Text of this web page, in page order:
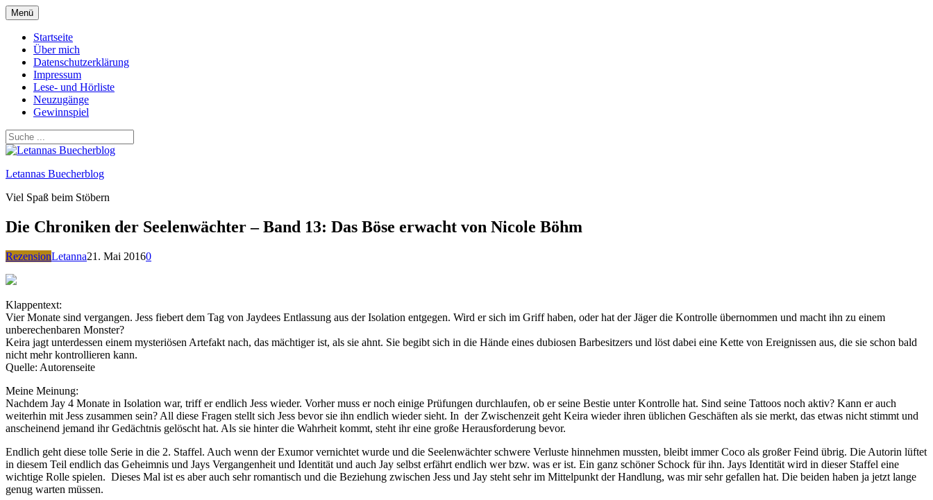
Zum
Inhalt
springen
Menü
Startseite
Über mich
Datenschutzerklärung
Impressum
Lese- und Hörliste
Neuzugänge
Gewinnspiel
Letannas Buecherblog
Viel Spaß beim Stöbern
Die Chroniken der Seelenwächter – Band 13: Das Böse erwacht von Nicole Böhm
RezensionLetanna21. Mai 20160
Klappentext:
Vier Monate sind vergangen. Jess fiebert dem Tag von Jaydees Entlassung aus der Isolation entgegen. Wird er sich im Griff haben, oder hat der Jäger die Kontrolle übernommen und macht ihn zu einem
unberechenbaren Monster?
Keira jagt unterdessen einem mysteriösen Artefakt nach, das mächtiger ist, als sie ahnt. Sie begibt sich in die Hände eines dubiosen Barbesitzers und löst dabei eine Kette von Ereignissen aus, die sie schon bald
nicht mehr kontrollieren kann.
Quelle: Autorenseite
Meine Meinung:
Nachdem Jay 4 Monate in Isolation war, triff er endlich Jess wieder. Vorher muss er noch einige Prüfungen durchlaufen, ob er seine Bestie unter Kontrolle hat. Sind seine Tattoos noch aktiv? Kann er auch
weiterhin mit Jess zusammen sein? All diese Fragen stellt sich Jess bevor sie ihn endlich wieder sieht. In der Zwischenzeit geht Keira wieder ihren üblichen Geschäften als sie merkt, das etwas nicht stimmt und
anscheinend jemand ihr Gedächtnis gelöscht hat. Als sie hinter die Wahrheit kommt, steht ihr eine große Herausforderung bevor.
Endlich geht diese tolle Serie in die 2. Staffel. Auch wenn der Exumor vernichtet wurde und die Seelenwächter schwere Verluste hinnehmen mussten, bleibt immer Coco als großer Feind übrig. Die Autorin lüftet
in diesem Teil endlich das Geheimnis und Jays Vergangenheit und Identität und auch Jay selbst erfährt endlich wer bzw. was er ist. Ein ganz schöner Schock für ihn. Jays Identität wird in dieser Staffel eine
wichtige Rolle spielen. Dieses Mal ist es aber auch sehr romantisch und die Beziehung zwischen Jess und Jay steht sehr im Mittelpunkt der Handlung, was mir sehr gefallen hat. Die beiden haben ja jetzt lange
genug warten müssen.